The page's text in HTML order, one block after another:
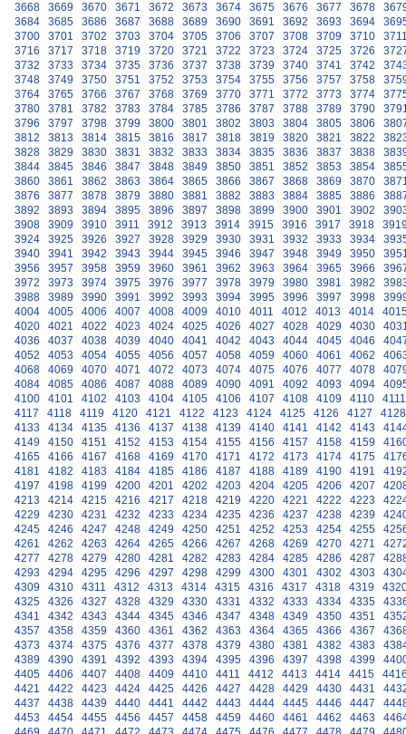
3668
3669 3670 3671 3672 3673 3674 3675 3676 3677 3678
3684
3685 3686 3687 3688 3689 3690 3691 3692 3693 3694
3700
3701 3702 3703 3704 3705 3706 3707 3708 3709 3710
3716
3717 3718 3719 3720 3721 3722 3723 3724 3725 3726
3732
3733 3734 3735 3736 3737 3738 3739 3740 3741 3742
3748
3749 3750 3751 3752 3753 3754 3755 3756 3757 3758
3764
3765 3766 3767 3768 3769 3770 3771 3772 3773 3774
3780
3781 3782 3783 3784 3785 3786 3787 3788 3789 3790
3796
3797 3798 3799 3800 3801 3802 3803 3804 3805 3806
3812
3813 3814 3815 3816 3817 3818 3819 3820 3821 3822
3828
3829 3830 3831 3832 3833 3834 3835 3836 3837 3838
3844
3845 3846 3847 3848 3849 3850 3851 3852 3853 3854
3860
3861 3862 3863 3864 3865 3866 3867 3868 3869 3870
3876
3877 3878 3879 3880 3881 3882 3883 3884 3885 3886
3892
3893 3894 3895 3896 3897 3898 3899 3900 3901 3902
3908
3909 3910 3911 3912 3913 3914 3915 3916 3917 3918
3924
3925 3926 3927 3928 3929 3930 3931 3932 3933 3934
3940
3941 3942 3943 3944 3945 3946 3947 3948 3949 3950
3956
3957 3958 3959 3960 3961 3962 3963 3964 3965 3966
3972
3973 3974 3975 3976 3977 3978 3979 3980 3981 3982
3988
3989 3990 3991 3992 3993 3994 3995 3996 3997 3998
4004
4005 4006 4007 4008 4009 4010 4011 4012 4013 4014
4020
4021 4022 4023 4024 4025 4026 4027 4028 4029 4030
4036
4037 4038 4039 4040 4041 4042 4043 4044 4045 4046
4052
4053 4054 4055 4056 4057 4058 4059 4060 4061 4062
4068
4069 4070 4071 4072 4073 4074 4075 4076 4077 4078
4084
4085 4086 4087 4088 4089 4090 4091 4092 4093 4094
4100
4101 4102 4103 4104 4105 4106 4107 4108 4109 4110
4111
4117
4118 4119 4120 4121 4122 4123 4124 4125 4126 4127
4128
4133
4134 4135 4136 4137 4138 4139 4140 4141 4142 4143
4149
4150 4151 4152 4153 4154 4155 4156 4157 4158 4159
4165
4166 4167 4168 4169 4170 4171 4172 4173 4174 4175
4181
4182 4183 4184 4185 4186 4187 4188 4189 4190 4191
4197
4198 4199 4200 4201 4202 4203 4204 4205 4206 4207
4213
4214 4215 4216 4217 4218 4219 4220 4221 4222 4223
4229
4230 4231 4232 4233 4234 4235 4236 4237 4238 4239
4245
4246 4247 4248 4249 4250 4251 4252 4253 4254 4255
4261
4262 4263 4264 4265 4266 4267 4268 4269 4270 4271
4277
4278 4279 4280 4281 4282 4283 4284 4285 4286 4287
4293
4294 4295 4296 4297 4298 4299 4300 4301 4302 4303
4309
4310 4311 4312 4313 4314 4315 4316 4317 4318 4319
4325
4326 4327 4328 4329 4330 4331 4332 4333 4334 4335
4341
4342 4343 4344 4345 4346 4347 4348 4349 4350 4351
4357
4358 4359 4360 4361 4362 4363 4364 4365 4366 4367
4373
4374 4375 4376 4377 4378 4379 4380 4381 4382 4383
4389
4390 4391 4392 4393 4394 4395 4396 4397 4398 4399
4405
4406 4407 4408 4409 4410 4411 4412 4413 4414 4415
4421
4422 4423 4424 4425 4426 4427 4428 4429 4430 4431
4437
4438 4439 4440 4441 4442 4443 4444 4445 4446 4447
4453
4454 4455 4456 4457 4458 4459 4460 4461 4462 4463